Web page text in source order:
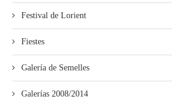
Festival de Lorient
Fiestes
Galería de Semelles
Galerías 2008/2014